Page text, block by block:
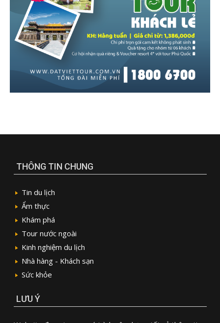
THÔNG TIN CHUNG
Tin du lịch
Ẩm thực
Khám phá
Tour nước ngoài
Kinh nghiệm du lịch
Nhà hàng - Khách sạn
Sức khỏe
LƯU Ý